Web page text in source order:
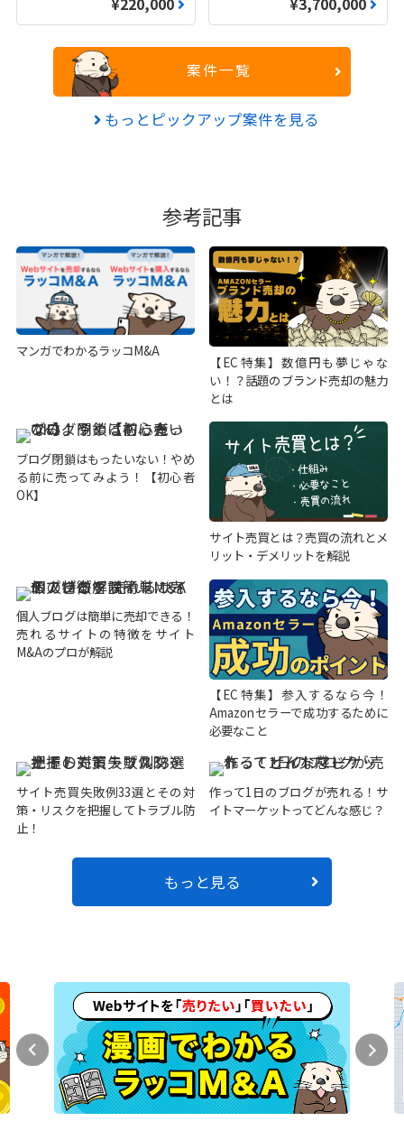
案件一覧
もっとピックアップ案件を見る
参考記事
マンガでわかるラッコM&A
【EC特集】数億円も夢じゃな
い！？話題のブランド売却の魅力
とは
ブログ閉鎖はもったいない！やめ
る前に売ってみよう！【初心者
OK】
サイト売買とは？売買の流れとメ
リット・デメリットを解説
個人ブログは簡単に売却できる！
売れるサイトの特徴をサイト
M&Aのプロが解説
【EC特集】参入するなら今！
Amazonセラーで成功するために
必要なこと
サイト売買失敗例33選とその対
策・リスクを把握してトラブル防
止！
作って1日のブログが売れる！サ
イトマーケットってどんな感じ？
もっと見る